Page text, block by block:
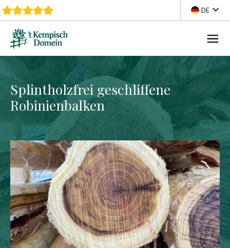
Zum Inhalt springen DE
Splintholzfrei geschliffene
Robinienbalken